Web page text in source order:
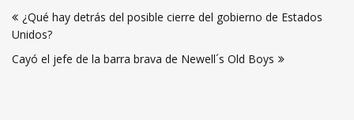
de
entradas
¿Qué hay detrás del posible cierre del gobierno de Estados
Unidos?
Cayó el jefe de la barra brava de Newell´s Old Boys